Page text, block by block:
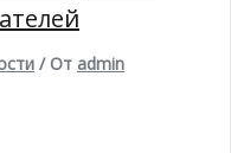
/ От admin